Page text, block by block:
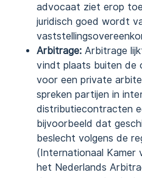
advocaat ziet erop
juridisch goed wordt
Arbitrage: Arbitrage
vindt plaats buiten de
voor een private
spreken partijen in
distributiecontracten
bijvoorbeeld dat
beslecht volgens de
(Internationaal Kamer
het Nederlands